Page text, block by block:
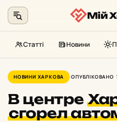
до
контенту
Мій
Статті Новини
НОВИНИ ХАРКОВА ОПУБЛІКОВАНО
В центре
сгорел